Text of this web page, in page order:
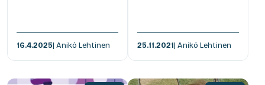
16.4.2025| Anikó Lehtinen 25.11.2021| Anikó Lehtinen